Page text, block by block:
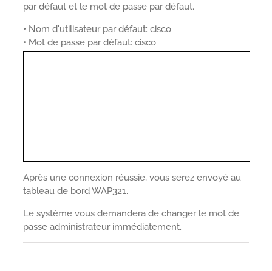
par défaut et le mot de passe par défaut.
• Nom d'utilisateur par défaut: cisco
• Mot de passe par défaut: cisco
Après une connexion réussie, vous serez envoyé au
tableau de bord WAP321.
Le système vous demandera de changer le mot de
passe administrateur immédiatement.